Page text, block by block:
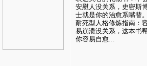
安慰人没关系，史密斯
士就是你的治愈系嘴替。
耐死型人格修炼指南：
易崩溃没关系，这本书
你容易自愈...